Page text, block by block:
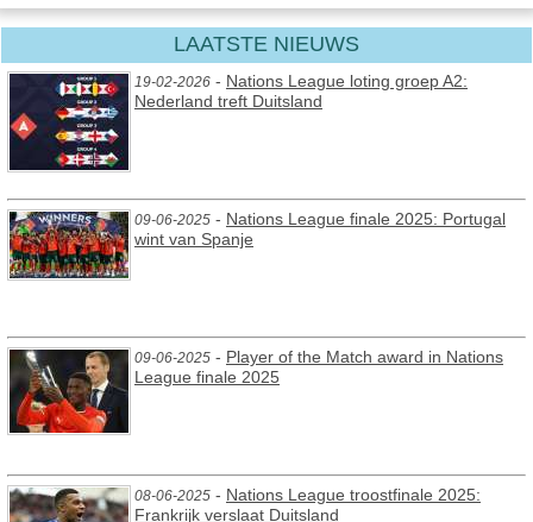
LAATSTE NIEUWS
19-02-2026 - Nations League loting groep A2:
Nederland treft Duitsland
09-06-2025 - Nations League finale 2025: Portugal
wint van Spanje
09-06-2025 - Player of the Match award in Nations
League finale 2025
08-06-2025 - Nations League troostfinale 2025:
Frankrijk verslaat Duitsland